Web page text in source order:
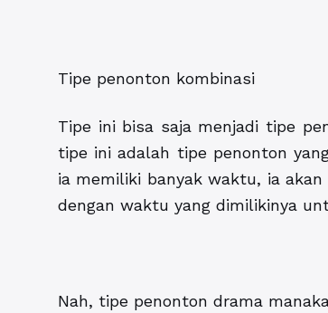
Tipe penonton kombinasi
Tipe ini bisa saja menjadi tipe
tipe ini adalah tipe penonton
ia memiliki banyak waktu, ia
dengan waktu yang dimilikinya
Nah, tipe penonton drama